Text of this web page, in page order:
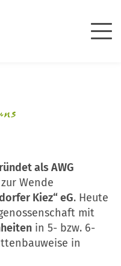
als AWG
Wende
Kiez“ eG. Heute
mit
in 5- bzw. 6-
in